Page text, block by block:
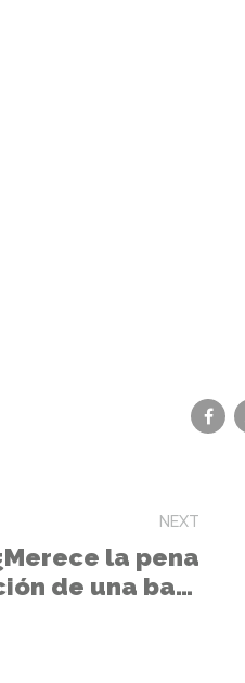
NEXT
la pena
de una baja